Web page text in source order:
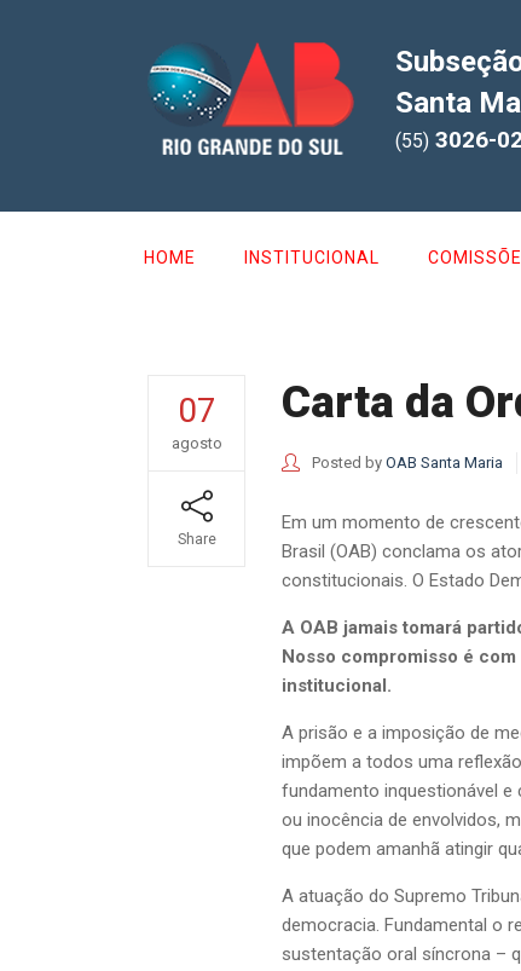
Santa
(55) 3026-
HOME INSTITUCIONAL
07
agosto
Share
Carta da
Posted by OAB Santa Maria
Em um momento de
Brasil (OAB) conclama os
constitucionais. O Estado
A OAB jamais tomará
Nosso compromisso é
institucional.
A prisão e a imposição de
impõem a todos uma
fundamento inquestionável e
ou inocência de envolvidos,
que podem amanhã atingir
A atuação do Supremo
democracia. Fundamental o
sustentação oral síncrona –